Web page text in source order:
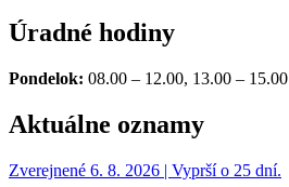
Úradné hodiny
Pondelok: 08.00 – 12.00, 13.00 – 15.00
Aktuálne oznamy
Zverejnené 6. 8. 2026 | Vyprší o 25 dní.